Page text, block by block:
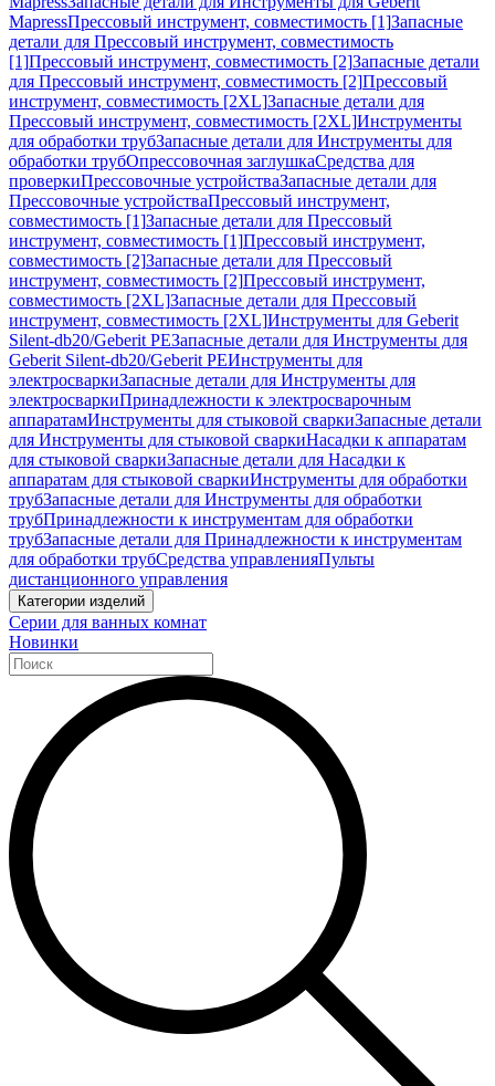
MapressПрессовый инструмент, совместимость [1]Запасные
детали для Прессовый инструмент, совместимость
[1]Прессовый инструмент, совместимость [2]Запасные детали
для Прессовый инструмент, совместимость [2]Прессовый
инструмент, совместимость [2XL]Запасные детали для
Прессовый инструмент, совместимость [2XL]Инструменты
для обработки трубЗапасные детали для Инструменты для
обработки трубОпрессовочная заглушкаСредства для
проверкиПрессовочные устройстваЗапасные детали для
Прессовочные устройстваПрессовый инструмент,
совместимость [1]Запасные детали для Прессовый
инструмент, совместимость [1]Прессовый инструмент,
совместимость [2]Запасные детали для Прессовый
инструмент, совместимость [2]Прессовый инструмент,
совместимость [2XL]Запасные детали для Прессовый
инструмент, совместимость [2XL]Инструменты для Geberit
Silent-db20/Geberit PEЗапасные детали для Инструменты для
Geberit Silent-db20/Geberit PEИнструменты для
электросваркиЗапасные детали для Инструменты для
электросваркиПринадлежности к электросварочным
аппаратамИнструменты для стыковой сваркиЗапасные детали
для Инструменты для стыковой сваркиНасадки к аппаратам
для стыковой сваркиЗапасные детали для Насадки к
аппаратам для стыковой сваркиИнструменты для обработки
трубЗапасные детали для Инструменты для обработки
трубПринадлежности к инструментам для обработки
трубЗапасные детали для Принадлежности к инструментам
для обработки трубСредства управленияПульты
дистанционного управления
Категории изделий
Серии для ванных комнат
Новинки